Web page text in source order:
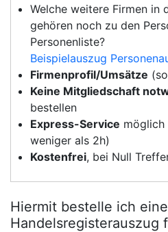
Welche weitere Firmen in
gehören noch zu den
Personenliste?
Beispielauszug
Firmenprofil/Umsätze
Keine Mitgliedschaft
bestellen
Express-Service möglich
weniger als 2h)
Kostenfrei, bei Null
Hiermit bestelle ich
Handelsregisterauszug